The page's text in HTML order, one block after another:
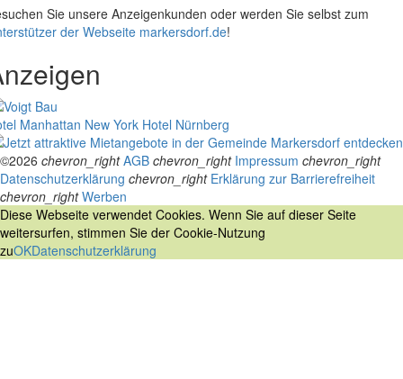
Sie unsere Anzeigenkunden oder werden Sie selbst zum
der Webseite markersdorf.de!
Manhattan New York Hotel Nürnberg
©2026 chevron_right AGB chevron_right Impressum chevron_right
Datenschutzerklärung chevron_right Erklärung zur Barrierefreiheit
chevron_right Werben
Diese Webseite verwendet Cookies. Wenn Sie auf dieser Seite
weitersurfen, stimmen Sie der Cookie-Nutzung
zuOKDatenschutzerklärung